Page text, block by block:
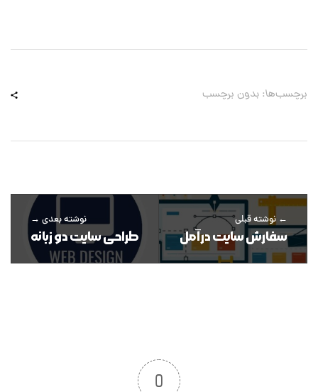
برچسب‌ها: بدون برچسب
نوشته قبلی
سفارش سایت در آمل
نوشته بعدی
طراحی سایت دو زبانه
0